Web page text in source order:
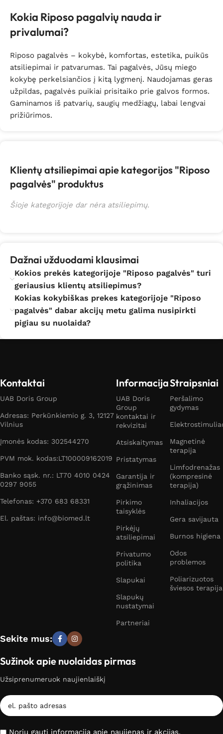
Kokia Riposo pagalvių nauda ir
privalumai?
Riposo pagalvės – kokybė, komfortas, estetika, puikūs
atsiliepimai ir patvarumas. Tai pagalvės, Jūsų miego
kokybę perkelsiančios į kitą lygmenį. Naudojamas geras
užpildas, pagalvės puikiai prisitaiko prie galvos formos.
Gaminamos iš patvarių, saugių medžiagų, labai lengvai
prižiūrimos.
Klientų atsiliepimai apie kategorijos "Riposo
pagalvės" produktus
Šioje kategorijoje dar nėra atsiliepimų.
Dažnai užduodami klausimai
Kokios prekės kategorijoje "Riposo pagalvės" turi
geriausius klientų atsiliepimus?
Kokias kokybiškas prekes kategorijoje "Riposo
pagalvės" dabar akcijų metu galima nusipirkti
pigiau su nuolaida?
Kontaktai
UAB Doris Group
Adresas: Perkūnkiemio g. 3, 12127
Vilnius
Įmonės kodas: 302544270
PVM mok. kodas:LT100009162019
Banko sąsk. nr.: LT70 4010 0424
0297 9055
Telefonas: +370 683 68331
El. paštas: info@biomed.lt
Informacija
UAB Doris
Group
kontaktai ir
rekvizitai
Atsiskaitymas
Pristatymas
Garantija ir
grąžinimas
Pirkimo
taisyklės
Pirkėjų
atsiliepimai
Privatumo
politika
Slapukai
Slapukų
nustatymai
Partneriai
Straipsniai
Peršalimo
gydymas
Magnetinė
terapija
Limfodrenažas
(kompresinė
terapija)
Inhaliacijos
Gera savijauta
Burnos higiena
Odos
problemos
Poliarizuotos
šviesos terapija
Sekite mus:
Sužinok apie nuolaidas pirmas
Užsiprenumeruok naujienlaiškį
Noriu gauti informaciją apie naujienas ir akcijas.